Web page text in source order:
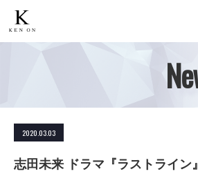
2020.03.03
志田未来 ドラマ『ラストライン